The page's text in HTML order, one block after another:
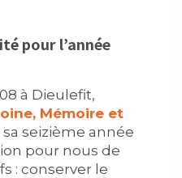
pour l’année
à Dieulefit,
Mémoire et
seizième année
pour nous de
: conserver le